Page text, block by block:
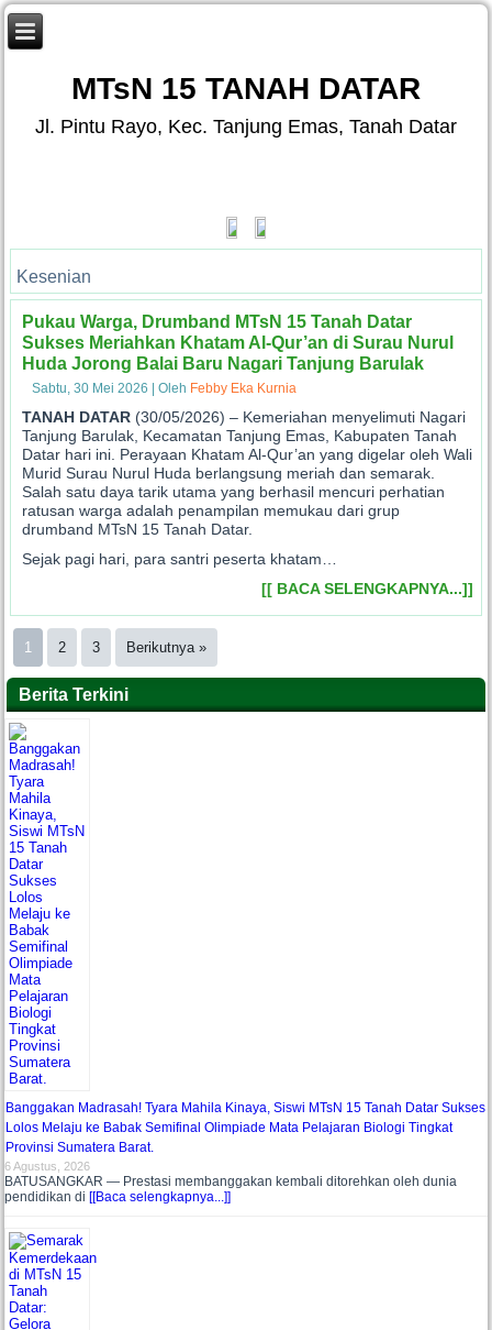
MTsN 15 TANAH DATAR
Jl. Pintu Rayo, Kec. Tanjung Emas, Tanah Datar
Kesenian
Pukau Warga, Drumband MTsN 15 Tanah Datar
Sukses Meriahkan Khatam Al-Qur’an di Surau Nurul
Huda Jorong Balai Baru Nagari Tanjung Barulak
Sabtu, 30 Mei 2026 |Oleh Febby Eka Kurnia
TANAH DATAR (30/05/2026) – Kemeriahan menyelimuti Nagari
Tanjung Barulak, Kecamatan Tanjung Emas, Kabupaten Tanah
Datar hari ini. Perayaan Khatam Al-Qur’an yang digelar oleh Wali
Murid Surau Nurul Huda berlangsung meriah dan semarak.
Salah satu daya tarik utama yang berhasil mencuri perhatian
ratusan warga adalah penampilan memukau dari grup
drumband MTsN 15 Tanah Datar.
Sejak pagi hari, para santri peserta khatam…
[[ BACA SELENGKAPNYA...]]
1 2 3 Berikutnya »
Berita Terkini
Banggakan Madrasah! Tyara Mahila Kinaya, Siswi MTsN 15 Tanah Datar Sukses
Lolos Melaju ke Babak Semifinal Olimpiade Mata Pelajaran Biologi Tingkat
Provinsi Sumatera Barat.
6 Agustus, 2026
BATUSANGKAR — Prestasi membanggakan kembali ditorehkan oleh dunia
pendidikan di[[Baca selengkapnya...]]